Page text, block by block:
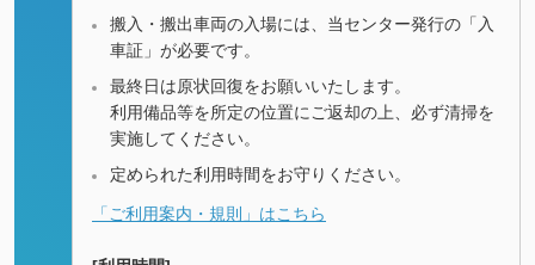
搬入・搬出車両の入場には、当センター発行の「入
車証」が必要です。
最終日は原状回復をお願いいたします。
利用備品等を所定の位置にご返却の上、必ず清掃を
実施してください。
定められた利用時間をお守りください。
「ご利用案内・規則」はこちら